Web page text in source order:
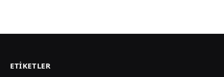
ETIKETLER